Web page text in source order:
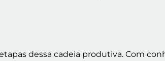
dessa cadeia produtiva. Com